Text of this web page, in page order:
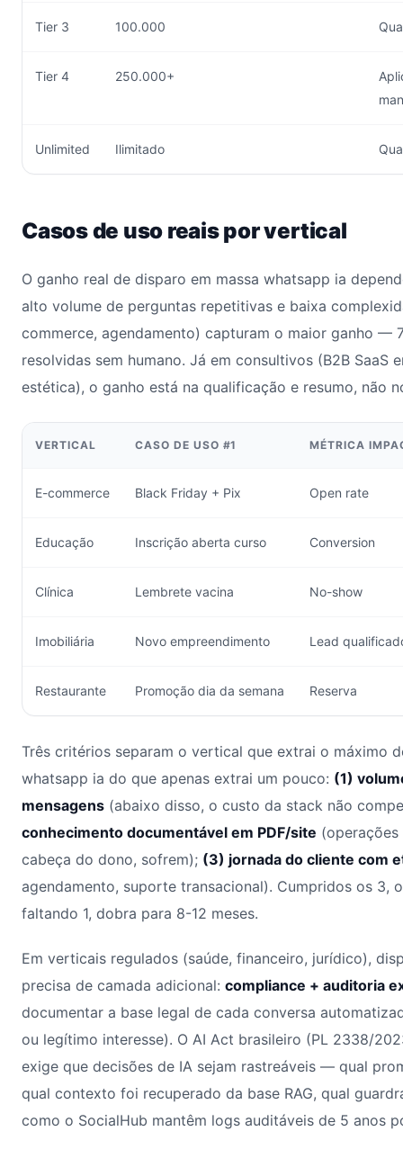
Tier 3 100.000
Tier 4 250.000+
Unlimited Ilimitado
Casos de uso reais por vertical
O ganho real de disparo em massa whatsapp ia
alto volume de perguntas repetitivas e baixa
commerce, agendamento) capturam o maior ganho —
resolvidas sem humano. Já em consultivos (B2B SaaS
estética), o ganho está na qualificação e resumo, não
VERTICAL CASO DE USO #1 MÉTRICA
E-commerce Black Friday + Pix Open rate
Educação Inscrição aberta curso Conversion
Clínica Lembrete vacina No-show
Imobiliária Novo empreendimento Lead
Restaurante Promoção dia da semana Reserva
Três critérios separam o vertical que extrai o máximo
whatsapp ia do que apenas extrai um pouco: (1)
mensagens (abaixo disso, o custo da stack não
conhecimento documentável em PDF/site
cabeça do dono, sofrem); (3) jornada do cliente com
agendamento, suporte transacional). Cumpridos os 3,
faltando 1, dobra para 8-12 meses.
Em verticais regulados (saúde, financeiro, jurídico),
precisa de camada adicional: compliance + auditoria
documentar a base legal de cada conversa
ou legítimo interesse). O AI Act brasileiro (PL 2338/
exige que decisões de IA sejam rastreáveis — qual
qual contexto foi recuperado da base RAG, qual
como o SocialHub mantêm logs auditáveis de 5 anos